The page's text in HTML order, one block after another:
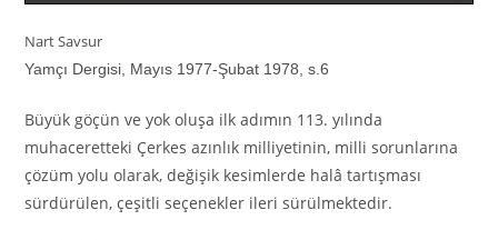
Nart Savsur
Yamçı Dergisi, Mayıs 1977-Şubat 1978, s.6
Büyük göçün ve yok oluşa ilk adımın 113. yılında
muhaceretteki Çerkes azınlık milliyetinin, milli sorunlarına
çözüm yolu olarak, değişik kesimlerde halâ tartışması
sürdürülen, çeşitli seçenekler ileri sürülmektedir.